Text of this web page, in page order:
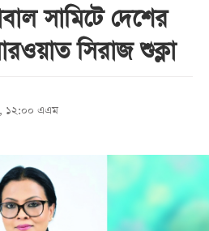
সামিটে দেশের
সিরাজ শুক্লা
১২:০০ এএম